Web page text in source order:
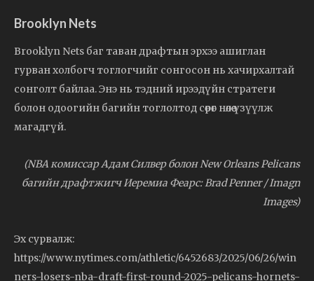
Brooklyn Nets
Brooklyn Nets баг таван драфтын эрхээ ашиглан
гурван холбогч тоглогчийг сонгосон нь хачирхалтай
сонголт байлаа. Энэ нь тэдний ирээдүйн стратеги
болон одоогийн багийн тоглолтод сөрөг нөлөө үзүүлж
магадгүй.
(NBA комиссар Адам Силвер болон New Orleans Pelicans
багийн драфтжигч Иеремиа Феарс: Brad Penner / Imagn
Images)
Эх сурвалж:
https://www.nytimes.com/athletic/6452683/2025/06/26/win
ners-losers-nba-draft-first-round-2025-pelicans-hornets-